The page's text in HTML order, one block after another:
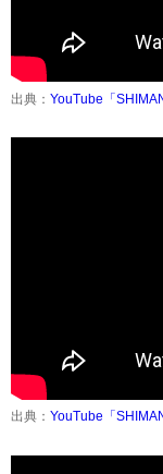
出典： YouTube「
出典： YouTube「